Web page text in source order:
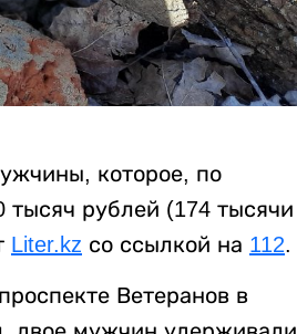
которое, по
рублей (174 тысячи
Liter.kz со ссылкой на 112.
Ветеранов в